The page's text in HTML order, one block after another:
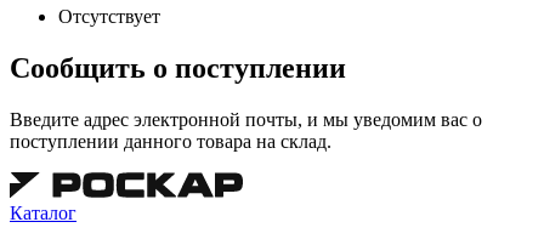
Отсутствует
Сообщить о поступлении
Введите адрес электронной почты, и мы уведомим вас о
поступлении данного товара на склад.
Каталог